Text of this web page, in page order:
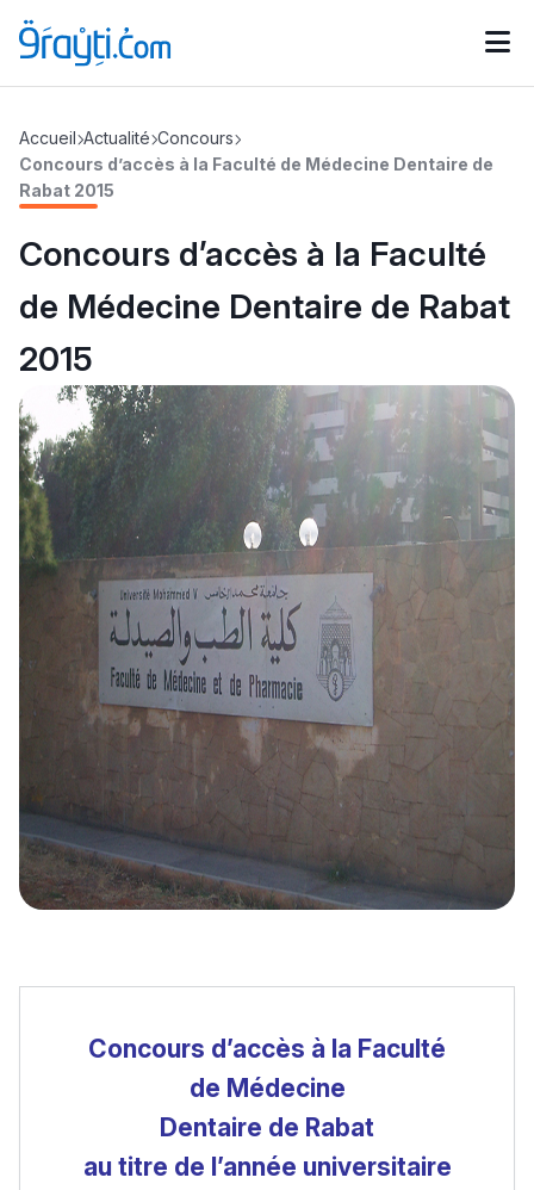
Catégories
d'actualités
Calendrier des concours
Accueil Actualité Concours
Concours d’accès à la Faculté de Médecine Dentaire de
Rabat 2015
Concours d’accès à la Faculté
de Médecine Dentaire de Rabat
2015
Concours d’accès à la Faculté
de Médecine
Dentaire de Rabat
au titre de l’année universitaire